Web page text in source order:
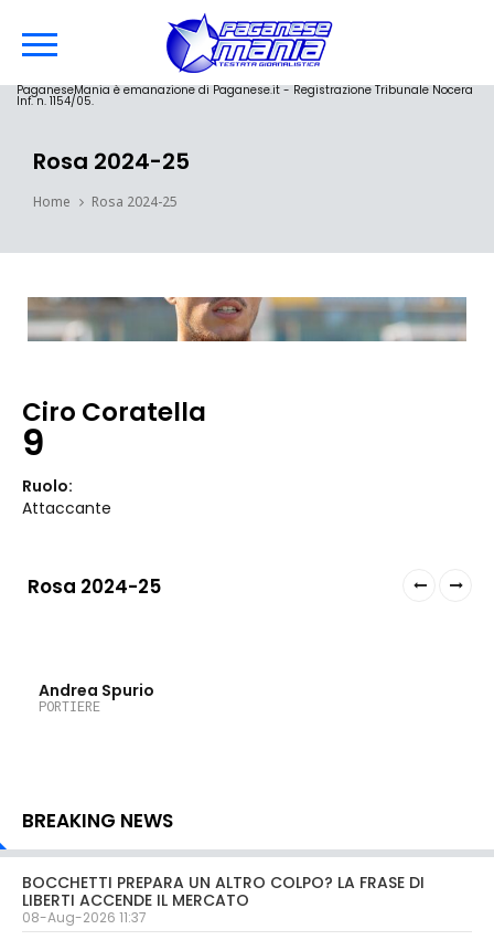
PaganeseMania è emanazione di Paganese.it - Registrazione Tribunale Nocera
Inf. n. 1154/05.
Rosa 2024-25
Home Rosa 2024-25
Ciro Coratella
9
Ruolo:
Attaccante
Rosa 2024-25
Andrea Spurio
PORTIERE
BREAKING NEWS
BOCCHETTI PREPARA UN ALTRO COLPO? LA FRASE DI
LIBERTI ACCENDE IL MERCATO
08-Aug-2026 11:37